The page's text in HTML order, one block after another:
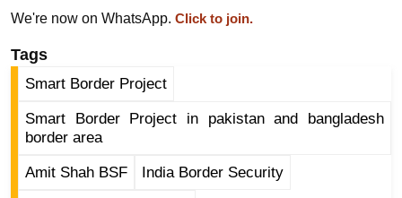
प
रा
ज
ति
श्ले
We're now on WhatsApp. Click to join.
Tags
Smart Border Project
Smart Border Project in pakistan and bangladesh
border area
Amit Shah BSF India Border Security